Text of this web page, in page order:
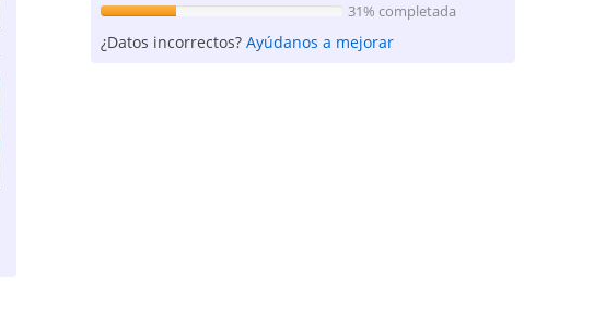
31% completada
¿Datos incorrectos?Ayúdanos a mejorar